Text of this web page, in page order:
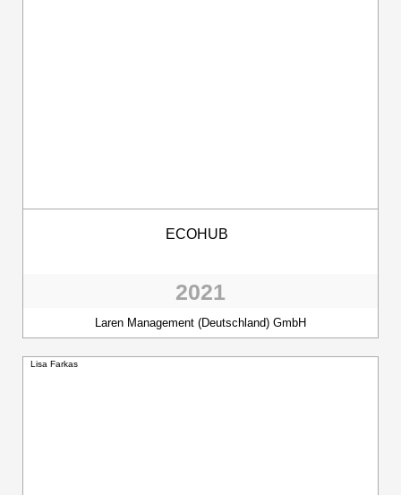
ECOHUB
2021
Laren Management (Deutschland) GmbH
Lisa Farkas